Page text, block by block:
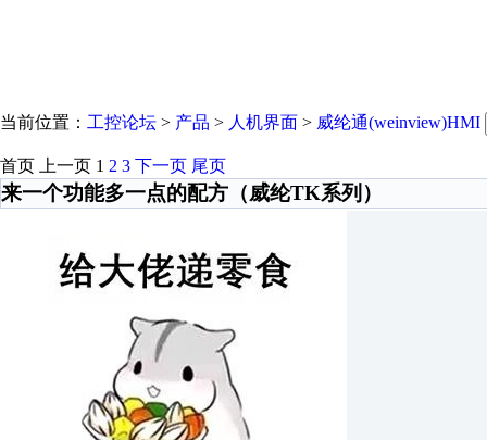
当前位置： 工控论坛 > 产品 > 人机界面 > 威纶通(weinview)HMI
首页 上一页 1 2 3 下一页 尾页
来一个功能多一点的配方（威纶TK系列）